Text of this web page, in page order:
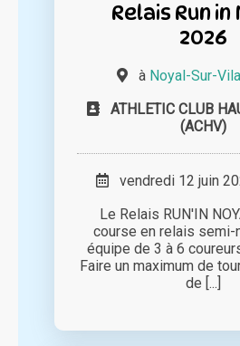
Relais Run
2026
à Noyal-Sur-
ATHLETIC CLUB
(ACHV)
vendredi 12 juin
Le Relais RUN'IN
course en relais semi-
équipe de 3 à 6
Faire un maximum de
de [...]